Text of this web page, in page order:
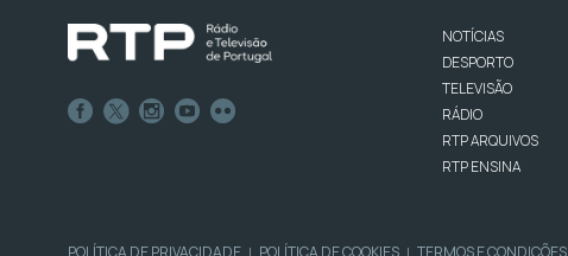
NOTÍCIAS
DESPORTO
TELEVISÃO
RÁDIO
RTP ARQUIVOS
RTP ENSINA
POLÍTICA DE PRIVACIDADE | POLÍTICA DE COOKIES | TERMOS E CONDIÇÕES